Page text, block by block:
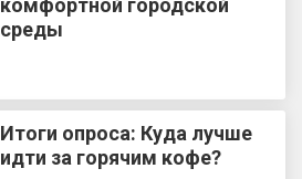
комфортной городской
среды
Итоги опроса: Куда лучше
идти за горячим кофе?